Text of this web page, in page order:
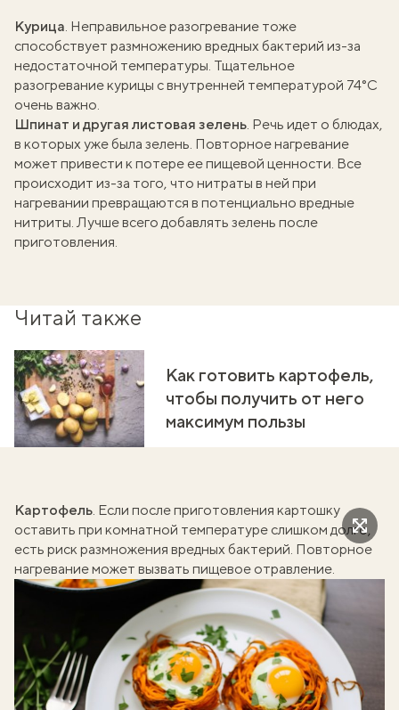
Курица . Неправильное разогревание тоже
способствует размножению вредных бактерий из-за
недостаточной температуры. Тщательное
разогревание курицы с внутренней температурой 74°C
очень важно.
Шпинат и другая листовая зелень . Речь идет о блюдах,
в которых уже была зелень. Повторное нагревание
может привести к потере ее пищевой ценности. Все
происходит из-за того, что нитраты в ней при
нагревании превращаются в потенциально вредные
нитриты. Лучше всего добавлять зелень после
приготовления.
Читай также
Как готовить картофель,
чтобы получить от него
максимум пользы
Картофель. Если после приготовления картошку
оставить при комнатной температуре слишком долго,
есть риск размножения вредных бактерий. Повторное
нагревание может вызвать пищевое отравление.